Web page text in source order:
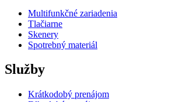
Multifunkčné zariadenia
Tlačiarne
Skenery
Spotrebný materiál
Služby
Krátkodobý prenájom